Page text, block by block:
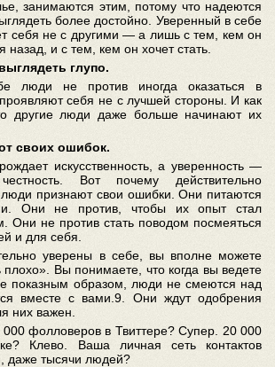
занимаются этим, потому что надеются
более достойно. Уверенный в себе
себя не с другими — а лишь с тем, кем он
назад, и с тем, кем он хочет стать.
глупо.
люди не против иногда оказаться в
себя не с лучшей стороны. И как
другие люди даже больше начинают их
своих ошибок.
искусственность, а уверенность —
Вот почему действительно
признают свои ошибки. Они питаются
Они не против, чтобы их опыт стал
Они не против стать поводом посмеяться
и для себя.
уверены в себе, вы вполне можете
плохо». Вы понимаете, что когда вы ведете
показным образом, люди не смеются над
вместе с вами.9. Они ждут одобрения
них важен.
000 фолловеров в Твиттере? Супер. 20 000
Клево. Ваша личная сеть контактов
даже тысячи людей?